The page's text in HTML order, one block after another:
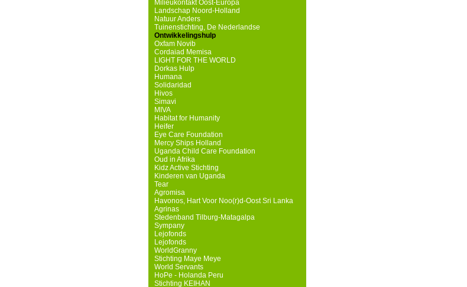
Milieukontakt Oost-Europa
Landschap Noord-Holland
Natuur Anders
Tuinenstichting, De Nederlandse
Ontwikkelingshulp
Oxfam Novib
Cordaiad Memisa
LIGHT FOR THE WORLD
Dorkas Hulp
Humana
Solidaridad
Hivos
Simavi
MIVA
Habitat for Humanity
Heifer
Eye Care Foundation
Mercy Ships Holland
Uganda Child Care Foundation
Oud in Afrika
Kidz Active Stichting
Kinderen van Uganda
Tear
Agromisa
Havonos, Hart Voor Noo(r)d-Oost Sri Lanka
Agrinas
Stedenband Tilburg-Matagalpa
Sympany
Lejofonds
Lejofonds
WorldGranny
Stichting Maye Meye
World Servants
HoPe - Holanda Peru
Stichting KEIHAN